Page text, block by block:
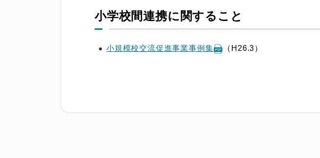
小学校間連携に関すること
小規模校交流促進事業事例集 （H26.3）